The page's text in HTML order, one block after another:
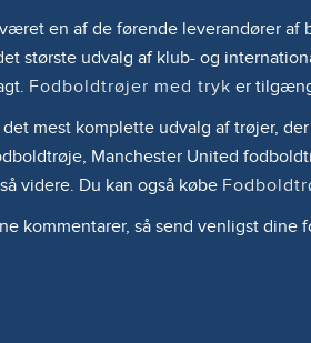
en af de førende leverandører af
største udvalg af klub- og
Fodboldtrøjer med tryk er
mest komplette udvalg af trøjer,
Manchester United
videre. Du kan også købe
kommentarer, så send venligst dine